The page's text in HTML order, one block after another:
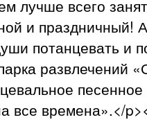
лучше всего
и праздничный!
потанцевать и
развлечений
все времена».</